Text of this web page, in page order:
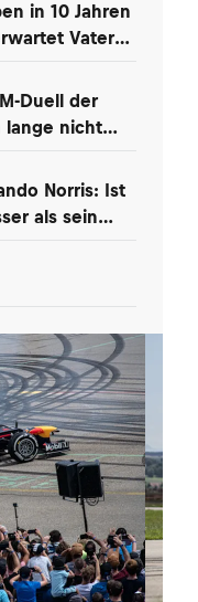
in 10 Jahren
Vater
Duell der
lange nicht
Norris: Ist
als sein